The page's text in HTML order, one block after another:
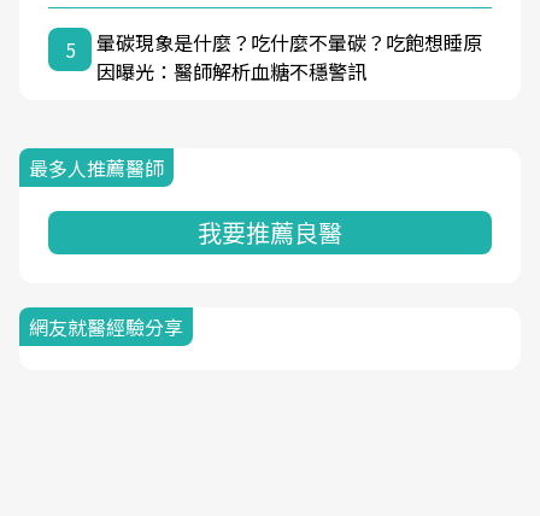
5
暈碳現象是什麼？吃什麼不暈碳？吃飽想睡原
因曝光：醫師解析血糖不穩警訊
最多人推薦醫師
我要推薦良醫
網友就醫經驗分享